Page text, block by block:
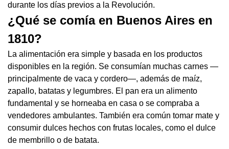
durante los días previos a la Revolución.
¿Qué se comía en Buenos Aires en
1810?
La alimentación era simple y basada en los productos
disponibles en la región. Se consumían muchas carnes —
principalmente de vaca y cordero—, además de maíz,
zapallo, batatas y legumbres. El pan era un alimento
fundamental y se horneaba en casa o se compraba a
vendedores ambulantes. También era común tomar mate y
consumir dulces hechos con frutas locales, como el dulce
de membrillo o de batata.